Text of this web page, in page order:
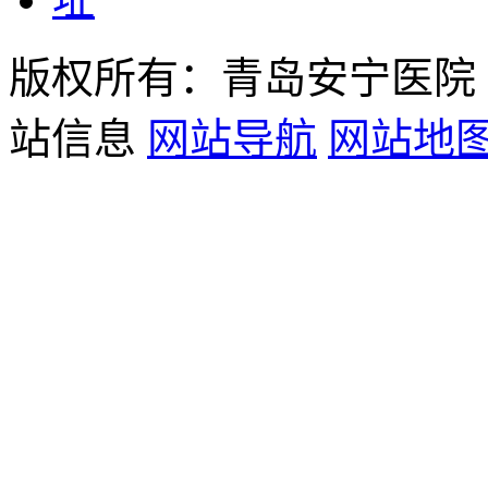
版权所有：青岛安宁医
站信息 网站导航 网站地